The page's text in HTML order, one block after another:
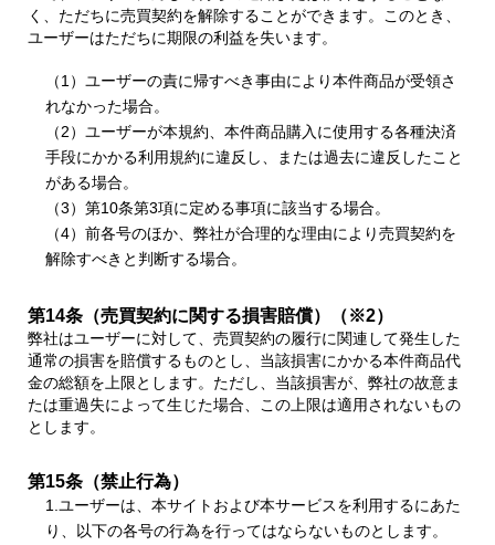
く、ただちに売買契約を解除することができます。このとき、
ユーザーはただちに期限の利益を失います。
（1）ユーザーの責に帰すべき事由により本件商品が受領さ
れなかった場合。
（2）ユーザーが本規約、本件商品購入に使用する各種決済
手段にかかる利用規約に違反し、または過去に違反したこと
がある場合。
（3）第10条第3項に定める事項に該当する場合。
（4）前各号のほか、弊社が合理的な理由により売買契約を
解除すべきと判断する場合。
第14条（売買契約に関する損害賠償）（※2）
弊社はユーザーに対して、売買契約の履行に関連して発生した
通常の損害を賠償するものとし、当該損害にかかる本件商品代
金の総額を上限とします。ただし、当該損害が、弊社の故意ま
たは重過失によって生じた場合、この上限は適用されないもの
とします。
第15条（禁止行為）
1.ユーザーは、本サイトおよび本サービスを利用するにあた
り、以下の各号の行為を行ってはならないものとします。